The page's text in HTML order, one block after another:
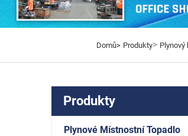
Domů> Produkty>
Produkty
Plynové Místnostní Topadlo